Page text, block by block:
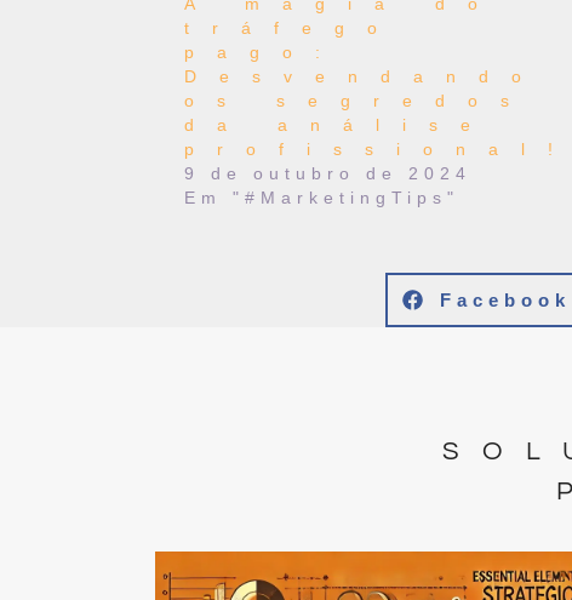
tráfego
pago:
Desvendando
os segredos
da análise
profissional!
9 de outubro de 2024
Em "#MarketingTips"
Facebook